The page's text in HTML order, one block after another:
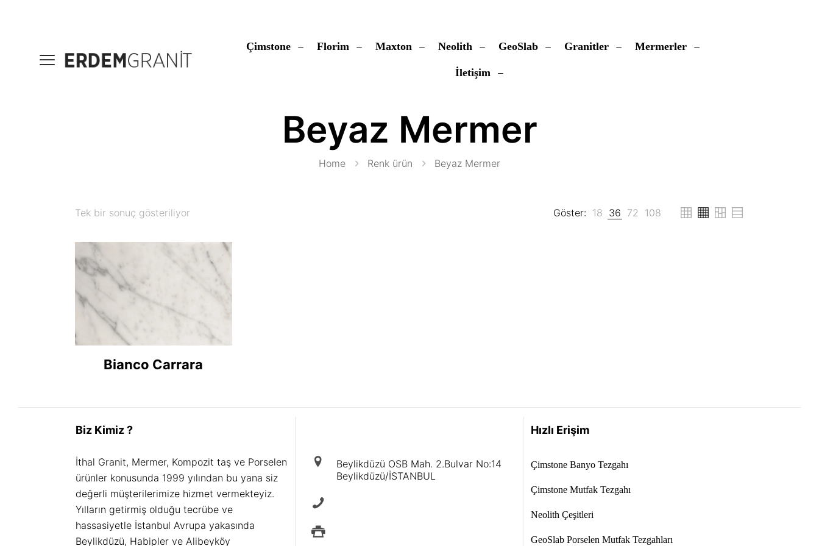
Çimstone Florim Maxton Neolith GeoSlab Granitler Mermerler
İletişim
Beyaz Mermer
Home Renk ürün Beyaz Mermer
Tek bir sonuç gösteriliyor Göster: 18 36 72 108
Bianco Carrara
Biz Kimiz ?
İthal Granit, Mermer, Kompozit taş ve Porselen
ürünler konusunda 1999 yılından bu yana siz
değerli müşterilerimize hizmet vermekteyiz.
Yılların getirmiş olduğu tecrübe ve
hassasiyetle İstanbul Avrupa yakasında
Beylikdüzü, Habipler ve Alibeyköy
Beylikdüzü OSB Mah. 2.Bulvar No:14
Beylikdüzü/İSTANBUL
Hızlı Erişim
Çimstone Banyo Tezgahı
Çimstone Mutfak Tezgahı
Neolith Çeşitleri
GeoSlab Porselen Mutfak Tezgahları